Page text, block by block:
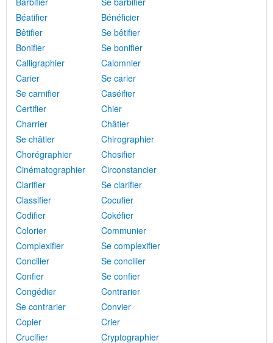
Béatifier
Bénéficier
Bêtifier
Se bêtifier
Bonifier
Se bonifier
Calligraphier
Calomnier
Carier
Se carier
Se carnifier
Caséifier
Certifier
Chier
Charrier
Châtier
Se châtier
Chirographier
Chorégraphier
Chosifier
Cinématographier
Circonstancier
Clarifier
Se clarifier
Classifier
Cocufier
Codifier
Cokéfier
Colorier
Communier
Complexifier
Se complexifier
Concilier
Se concilier
Confier
Se confier
Congédier
Contrarier
Se contrarier
Convier
Copier
Crier
Crucifier
Cryptographier